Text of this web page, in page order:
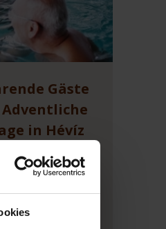
Gäste
in Hévíz
über